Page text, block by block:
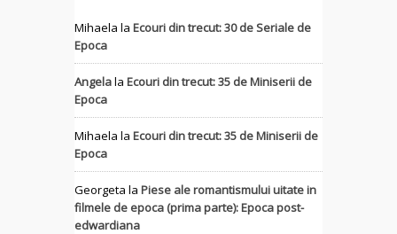
Mihaela la Ecouri din trecut: 30 de Seriale de
Epoca
Angelala Ecouri din trecut: 35 de Miniserii de
Epoca
Mihaela la Ecouri din trecut: 35 de Miniserii de
Epoca
Georgeta la Piese ale romantismului uitate in
filmele de epoca (prima parte): Epoca post-
edwardiana